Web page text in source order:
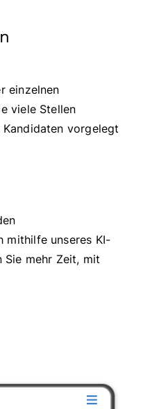
einzelnen
viele Stellen
vorgelegt
mithilfe unseres KI-
Sie mehr Zeit, mit